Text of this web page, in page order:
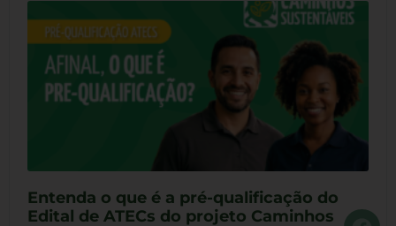
Entenda o que é a pré-qualificação do
Edital de ATECs do projeto Caminhos